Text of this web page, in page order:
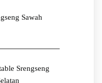
Sawah
Srengseng